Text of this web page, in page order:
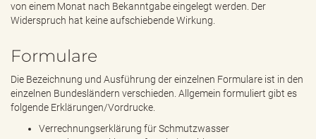
von einem Monat nach Bekanntgabe eingelegt werden. Der
Widerspruch hat keine aufschiebende Wirkung.
Formulare
Die Bezeichnung und Ausführung der einzelnen Formulare ist in den
einzelnen Bundesländern verschieden. Allgemein formuliert gibt es
folgende Erklärungen/Vordrucke.
Verrechnungserklärung für Schmutzwasser